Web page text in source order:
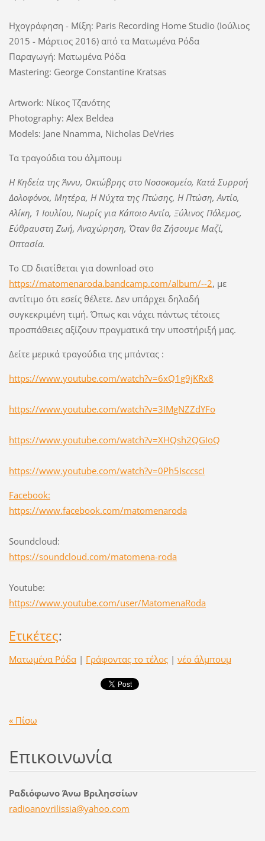
Ηχογράφηση - Μίξη: Paris Recording Home Studio (Ιούλιος
2015 - Μάρτιος 2016) από τα Ματωμένα Ρόδα
Παραγωγή: Ματωμένα Ρόδα
Mastering: George Constantine Kratsas
Artwork: Νίκος Τζανότης
Photography: Alex Beldea
Models: Jane Nnamma, Nicholas DeVries
Τα τραγούδια του άλμπουμ
Η Κηδεία της Άννυ, Οκτώβρης στο Νοσοκομείο, Κατά Συρροή
Δολοφόνοι, Μητέρα, Η Νύχτα της Πτώσης, Η Πτώση, Αντίο,
Αλίκη, 1 Ιουλίου, Νωρίς για Κάποιο Αντίο, Ξύλινος Πόλεμος,
Εύθραυστη Ζωή, Αναχώρηση, Όταν θα Ζήσουμε Μαζί,
Οπτασίa.
Το CD διατίθεται για download στο
https://matomenaroda.bandcamp.com/album/--2, με
αντίτιμο ότι εσείς θέλετε. Δεν υπάρχει δηλαδή
συγκεκριμένη τιμή. Όπως και νάχει πάντως τέτοιες
προσπάθειες αξίζουν πραγματικά την υποστήριξή μας.
Δείτε μερικά τραγούδια της μπάντας :
https://www.youtube.com/watch?v=6xQ1g9jKRx8
https://www.youtube.com/watch?v=3IMgNZZdYFo
https://www.youtube.com/watch?v=XHQsh2QGIoQ
https://www.youtube.com/watch?v=0Ph5IsccscI
Facebook:
https://www.facebook.com/matomenaroda
Soundcloud:
https://soundcloud.com/matomena-roda
Youtube:
https://www.youtube.com/user/MatomenaRoda
Ετικέτες:
Ματωμένα Ρόδα | Γράφοντας το τέλος | νέο άλμπουμ
« Πίσω
Επικοινωνία
Ραδιόφωνο Άνω Βριλησσίων
radioanovrilissia@yahoo.com